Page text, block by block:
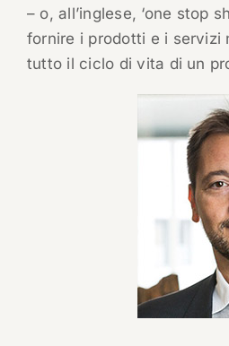
– o, all’inglese, ‘one stop
fornire i prodotti e i servizi
tutto il ciclo di vita di un